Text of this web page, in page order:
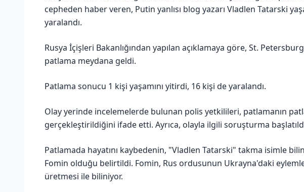
cepheden haber veren, Putin yanlısı blog yazarı Vladlen Tatarski
yaralandı.
Rusya İçişleri Bakanlığından yapılan açıklamaya göre, St.
patlama meydana geldi.
Patlama sonucu 1 kişi yaşamını yitirdi, 16 kişi de yaralandı.
Olay yerinde incelemelerde bulunan polis yetkilileri, patlamanın
gerçekleştirildiğini ifade etti. Ayrıca, olayla ilgili soruşturma
Patlamada hayatını kaybedenin, "Vladlen Tatarski" takma isimle
Fomin olduğu belirtildi. Fomin, Rus ordusunun Ukrayna'daki
üretmesi ile biliniyor.